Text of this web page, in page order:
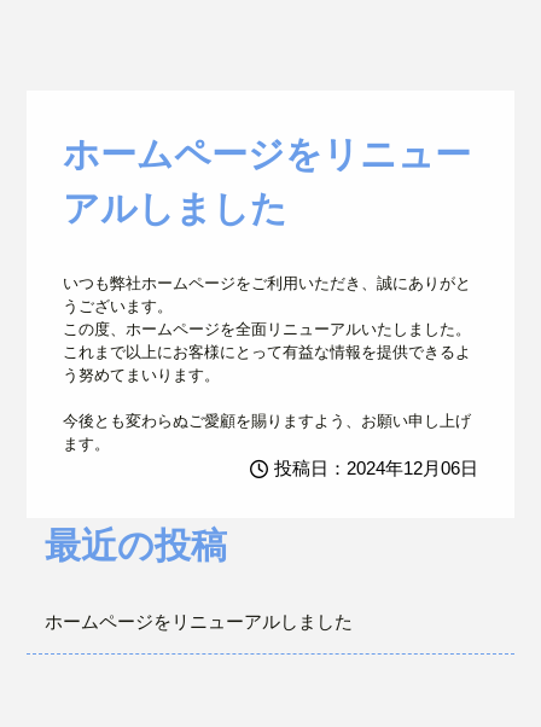
ホームページをリニュー
アルしました
いつも弊社ホームページをご利用いただき、誠にありがと
うございます。
この度、ホームページを全面リニューアルいたしました。
これまで以上にお客様にとって有益な情報を提供できるよ
う努めてまいります。
今後とも変わらぬご愛顧を賜りますよう、お願い申し上げ
ます。
投稿日：2024年12月06日
最近の投稿
ホームページをリニューアルしました